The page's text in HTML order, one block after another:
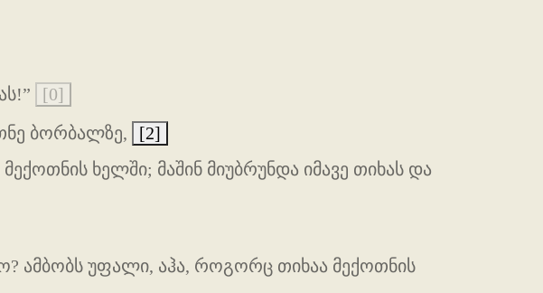
[0]
ბორბალზე,
[2]
ხელში; მაშინ მიუბრუნდა იმავე თიხას და
ამბობს უფალი, აჰა, როგორც თიხაა მექოთნის